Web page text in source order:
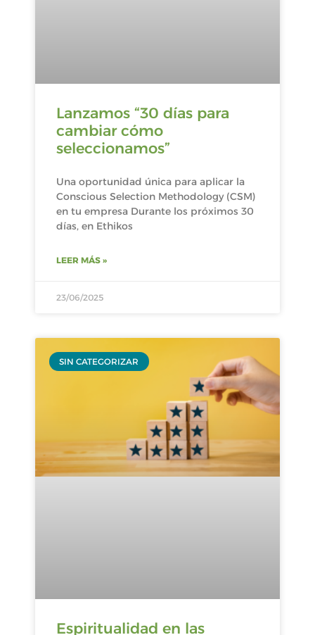
Lanzamos “30 días para
cambiar cómo
seleccionamos”
Una oportunidad única para aplicar la
Conscious Selection Methodology (CSM)
en tu empresa Durante los próximos 30
días, en Ethikos
LEER MÁS »
23/06/2025
SIN CATEGORIZAR
Espiritualidad en las